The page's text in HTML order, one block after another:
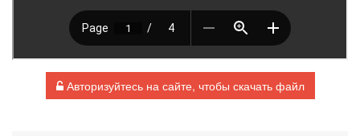
Авторизуйтесь на сайте, чтобы скачать файл